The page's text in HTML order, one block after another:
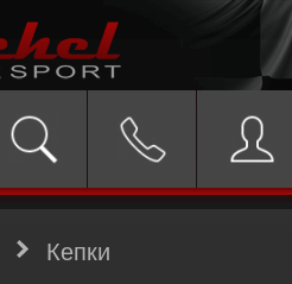
Кепки